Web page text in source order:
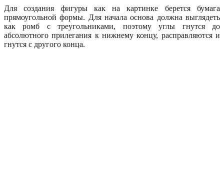
Для создания фигуры как на картинке берется бумага
прямоугольной формы. Для начала основа должна выглядеть
как ромб с треугольниками, поэтому углы гнутся до
абсолютного прилегания к нижнему концу, расправляются и
гнутся с другого конца.